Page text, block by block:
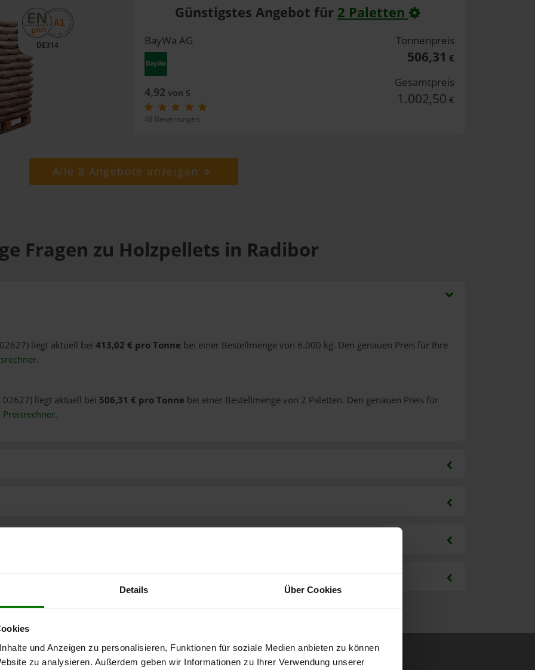
Details Über Cookies
und Anzeigen zu personalisieren, Funktionen für soziale Medien anbieten zu können
zu analysieren. Außerdem geben wir Informationen zu Ihrer Verwendung unserer
DE314
Günstigstes Angebot für 2 Paletten
BayWa AG
4,92von 5
48 Bewertungen
Tonnenpreis
506,31 €
Gesamtpreis
1.002,50 €
Alle 8 Angebote anzeigen
Fragen zu Holzpellets in Radibor
liegt aktuell bei 413,02 € pro Tonne bei einer Bestellmenge von 6.000 kg. Den genauen Preis für Ihre
.
02627) liegt aktuell bei 506,31 € pro Tonne bei einer Bestellmenge von 2 Paletten. Den genauen Preis für
Preisrechner.